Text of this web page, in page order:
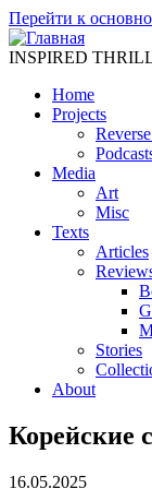
Перейти к
INSPIRED
Home
Projects
Media
Art
Misc
Texts
Articles
Stories
About
Корейские
16.05.2025